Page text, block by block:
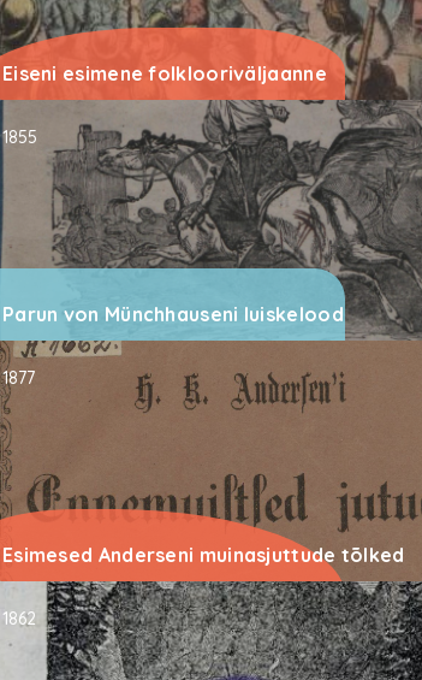
Eiseni esimene folklooriväljaanne
Parun von Münchhauseni luiskelood
1855
Esimesed Anderseni muinasjuttude tõlked
1877
1862